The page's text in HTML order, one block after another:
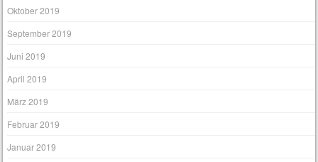
Oktober 2019
September 2019
Juni 2019
April 2019
März 2019
Februar 2019
Januar 2019